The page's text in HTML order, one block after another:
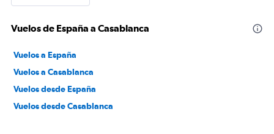
Vuelos de España a Casablanca
Vuelos a España
Vuelos a Casablanca
Vuelos desde España
Vuelos desde Casablanca